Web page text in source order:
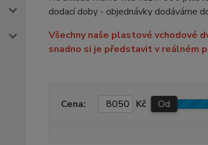
dodací doby - objednávky dodáváme
Všechny naše plastové vchodové
snadno si je představit v reálném
Cena: Kč Od